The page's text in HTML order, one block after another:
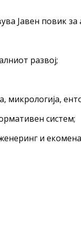
Jавен повик
развој;
систем;
и